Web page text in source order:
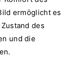
ermöglicht es
des
und die